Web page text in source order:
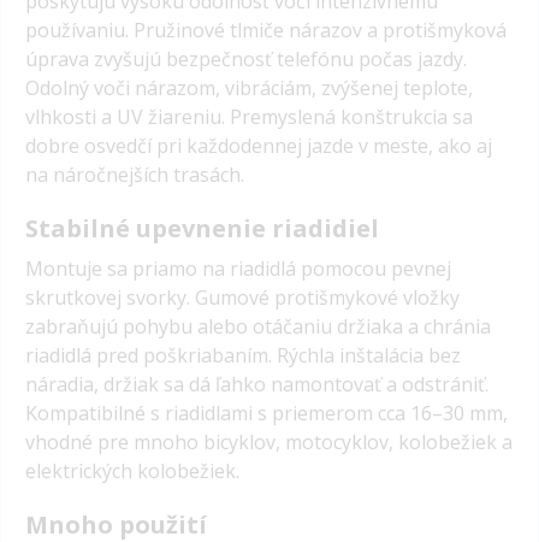
používaniu. Pružinové tlmiče nárazov a protišmyková
úprava zvyšujú bezpečnosť telefónu počas jazdy.
Odolný voči nárazom, vibráciám, zvýšenej teplote,
vlhkosti a UV žiareniu. Premyslená konštrukcia sa
dobre osvedčí pri každodennej jazde v meste, ako aj
na náročnejších trasách.
Stabilné upevnenie riadidiel
Montuje sa priamo na riadidlá pomocou pevnej
skrutkovej svorky. Gumové protišmykové vložky
zabraňujú pohybu alebo otáčaniu držiaka a chránia
riadidlá pred poškriabaním. Rýchla inštalácia bez
náradia, držiak sa dá ľahko namontovať a odstrániť.
Kompatibilné s riadidlami s priemerom cca 16–30 mm,
vhodné pre mnoho bicyklov, motocyklov, kolobežiek a
elektrických kolobežiek.
Mnoho použití